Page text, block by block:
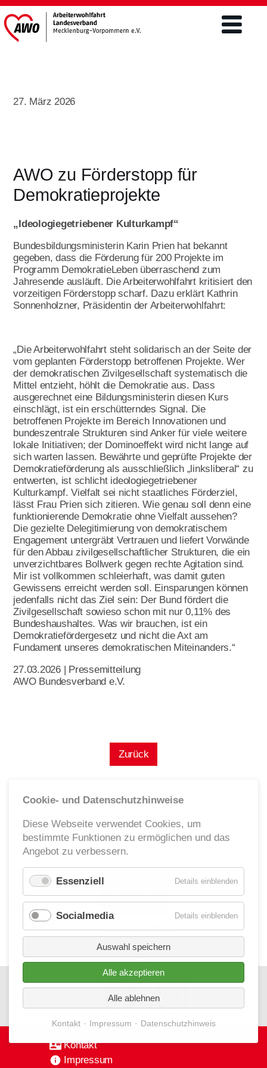
Teilhabe von Menschen m.
Behinderungen/ Eingliederung
Ehrenamt
Kinder- und Jugendhilfe
Öffentlichkeitsarbeit
Qualitätsmanagement
Umwelt- und
Referat Finanzen
Über uns
Initiative Transparente
Zivilgesellschaft
Verbandsinformationen
Vorstand
Grundsatzprogramm
Satzung
Leitbild
Werte
Statut & Satzung AWO
Bundesverband
AWO Unternehmenskodex
Beschlüsse Landeskonferenzen
Korporative Partner
Oft gefragt in Verband
Initiative Transparente Zivilgesellschaft
Ehrenamt
Geschäftsstelle
Kinder- und Jugendhilfe
Mitgliedsantrag
Förderer werden
Spenden
Engagement im Ehrenamt ist
vielseitig
Aktivitäten im Land
Handbuch für AWO
Kopiervorlagen
Lotte Lemke Engagement Preis
FSJ / BFD
Freiwilliges Soziales Jahr/BFD unter 27
Bundesfreiwilligendienst über 27 Jahre
Jetzt bewerben
Download & Formulare
Aktuelles & Presse
Aktuelles
Landtagswahlen 2026
Presse
Publikationen
Themen
Marie macht's
Wir feiern 100 Jahre AWO
Armutsstudie
Ausstellung Gesichter der Armut
100 Menschen und jeder spielt eine
Hauptrolle
AWO gegen Rassismus
Intern
Kontakt
27. März 2026
AWO zu Förderstopp für
Demokratieprojekte
„Ideologiegetriebener Kulturkampf“
Bundesbildungsministerin Karin Prien hat bekannt
gegeben, dass die Förderung für 200 Projekte im
Programm DemokratieLeben überraschend zum
Jahresende ausläuft. Die Arbeiterwohlfahrt kritisiert den
vorzeitigen Förderstopp scharf. Dazu erklärt Kathrin
Sonnenholzner, Präsidentin der Arbeiterwohlfahrt:
„Die Arbeiterwohlfahrt steht solidarisch an der Seite der
vom geplanten Förderstopp betroffenen Projekte. Wer
der demokratischen Zivilgesellschaft systematisch die
Mittel entzieht, höhlt die Demokratie aus. Dass
ausgerechnet eine Bildungsministerin diesen Kurs
einschlägt, ist ein erschütterndes Signal. Die
betroffenen Projekte im Bereich Innovationen und
bundeszentrale Strukturen sind Anker für viele weitere
lokale Initiativen; der Dominoeffekt wird nicht lange auf
sich warten lassen. Bewährte und geprüfte Projekte der
Demokratieförderung als ausschließlich „linksliberal“ zu
entwerten, ist schlicht ideologiegetriebener
Kulturkampf. Vielfalt sei nicht staatliches Förderziel,
lässt Frau Prien sich zitieren. Wie genau soll denn eine
funktionierende Demokratie ohne Vielfalt aussehen?
Die gezielte Delegitimierung von demokratischem
Engagement untergräbt Vertrauen und liefert Vorwände
für den Abbau zivilgesellschaftlicher Strukturen, die ein
unverzichtbares Bollwerk gegen rechte Agitation sind.
Mir ist vollkommen schleierhaft, was damit guten
Gewissens erreicht werden soll. Einsparungen können
jedenfalls nicht das Ziel sein: Der Bund fördert die
Zivilgesellschaft sowieso schon mit nur 0,11% des
Bundeshaushaltes. Was wir brauchen, ist ein
Demokratiefördergesetz und nicht die Axt am
Fundament unseres demokratischen Miteinanders.“
27.03.2026 | Pressemitteilung
AWO Bundesverband e.V.
Zurück
Kontakt
Impressum
Cookie- und Datenschutzhinweise
Diese Webseite verwendet Cookies, um
bestimmte Funktionen zu ermöglichen und das
Angebot zu verbessern.
Essenziell Details einblendenfür
Socialmedia Details einblendenfür
Auswahl speichern
Alle akzeptieren
Alle ablehnen
Kontakt Impressum Datenschutzhinweis